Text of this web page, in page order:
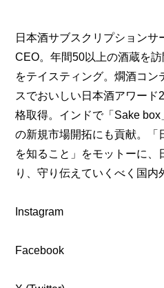
日本酒サブスクリプションサ
CEO。年間50以上の酒蔵を
をテイスティング。燗酒コン
スでおいしい日本酒アワード
格取得。インドで「Sake
の新規市場開拓にも貢献。「
を知ること」をモットーに、
り、守り伝えていくべく国内
Instagram
Facebook